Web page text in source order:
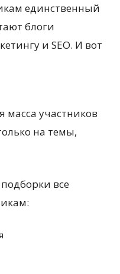
единственный
блоги
и SEO. И вот
участников
на темы,
все